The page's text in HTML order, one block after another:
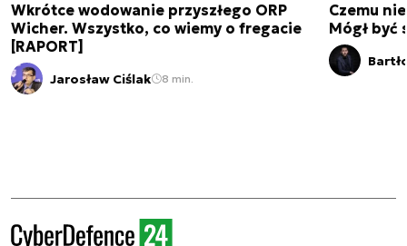
Wkrótce wodowanie przyszłego ORP
Wicher. Wszystko, co wiemy o fregacie
[RAPORT]
Jarosław Ciślak 8 min.
Czemu
Mógł być